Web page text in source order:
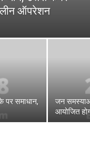
ऑपरेशन
पर समाधान,
जन
आयोजित